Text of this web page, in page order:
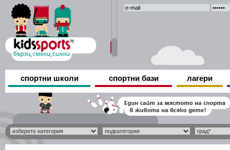
спортни школи спортни бази лагери